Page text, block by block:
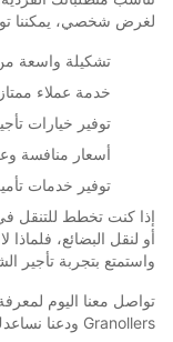
لغرض شخصي، يمكننا
تشكيلة واسعة من
خدمة عملاء
توفير خيارات
أسعار منافسة
توفير خدمات
واستمتع بتجربة تأجير
تواصل معنا اليوم
Granollers ودعنا نساعدك في اختيار الشاحنة المناسبة لك!